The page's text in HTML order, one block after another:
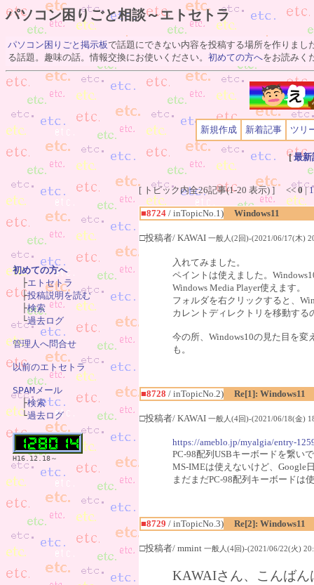
パソコン困りごと相談～エトセトラ
パソコン困りごと掲示板で話題にできない内容を投稿する場所を作りまし
る話題。趣味の話。情報交換にお使いください。 初めての方へをお読みく
新規作成 新着記事 ツリ
[最新
[ トピック内全26記事(1-20 表示) ] <<0 |1
■8724 / inTopicNo.1) Windows11
□投稿者/ KAWAI 一般人(2回)-(2021/06/17(木)
入れてみました。
ペイントは使えました。
Windows Media Player使えます。
フォルダを右クリックすると、
カレントディレクトリを移動する
今の所、Windows10の見た目を
も。
■8728 / inTopicNo.2) Re[1]: Windows11
□投稿者/ KAWAI 一般人(4回)-(2021/06/18(金)
https://ameblo.jp/myalgia/entry-
PC-98配列USBキーボードを繋い
MS-IMEは使えないけど、Google
まだまだPC-98配列キーボードは
■8729 / inTopicNo.3) Re[2]: Windows11
□投稿者/ mmint 一般人(4回)-(2021/06/22(火)
KAWAIさん、こんばん
初めての方へ
├エトセトラ
├投稿説明を読む
├検索
└過去ログ
管理人へ問合せ
以前のエトセトラ
SPAMメール
├検索
└過去ログ
H16.12.18～